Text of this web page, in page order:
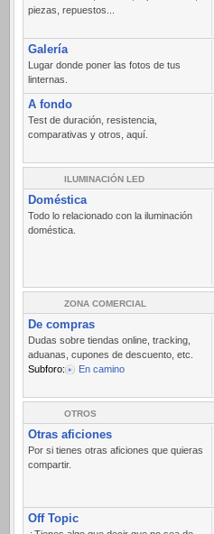
piezas, repuestos...
Galería
Lugar donde poner las fotos de tus
linternas.
A fondo
Test de duración, resistencia,
comparativas y otros, aquí.
ILUMINACIÓN LED
Doméstica
Todo lo relacionado con la iluminación
doméstica.
ZONA COMERCIAL
De compras
Dudas sobre tiendas online, tracking,
aduanas, cupones de descuento, etc.
Subforo:
En camino
OTROS
Otras aficiones
Por si tienes otras aficiones que quieras
compartir.
Off Topic